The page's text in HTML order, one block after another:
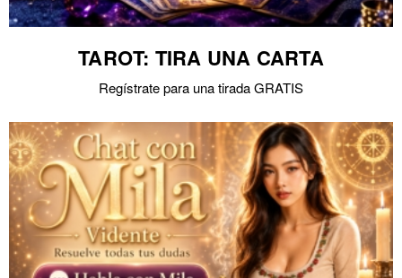
TAROT: TIRA UNA CARTA
Regístrate para una tirada GRATIS